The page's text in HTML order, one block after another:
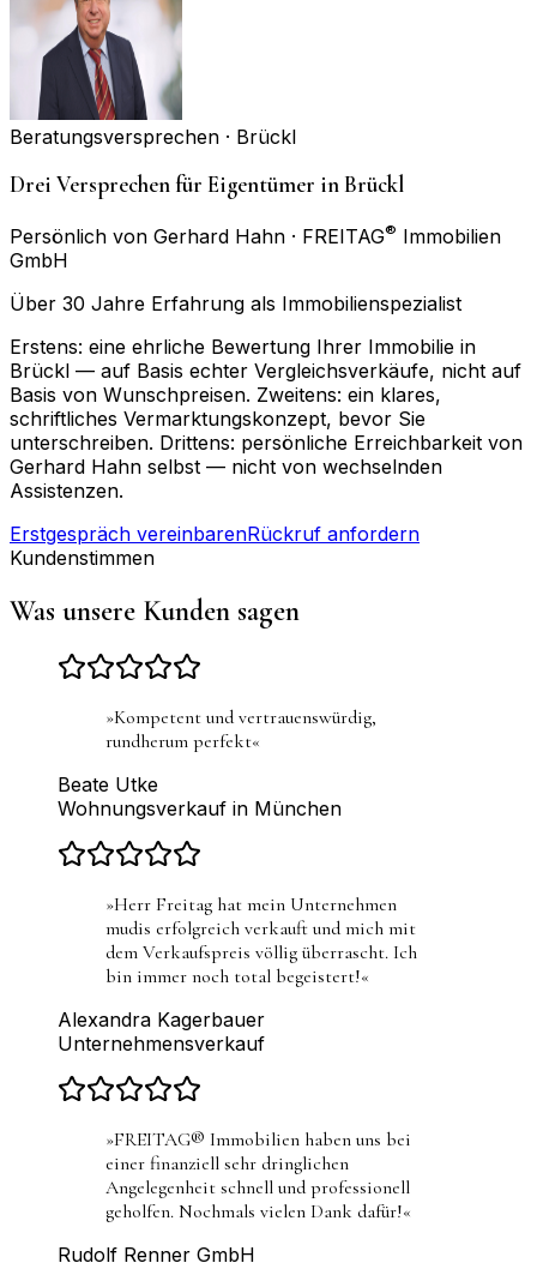
Beratungsversprechen · Brückl
Drei Versprechen für Eigentümer in Brückl
Persönlich von Gerhard Hahn · FREITAG® Immobilien
GmbH
Über 30 Jahre Erfahrung als Immobilienspezialist
Erstens: eine ehrliche Bewertung Ihrer Immobilie in
Brückl — auf Basis echter Vergleichsverkäufe, nicht auf
Basis von Wunschpreisen. Zweitens: ein klares,
schriftliches Vermarktungskonzept, bevor Sie
unterschreiben. Drittens: persönliche Erreichbarkeit von
Gerhard Hahn selbst — nicht von wechselnden
Assistenzen.
Erstgespräch vereinbarenRückruf anfordern
Kundenstimmen
Was unsere Kunden sagen
»Kompetent und vertrauenswürdig,
rundherum perfekt«
Beate Utke
Wohnungsverkauf in München
»Herr Freitag hat mein Unternehmen
mudis erfolgreich verkauft und mich mit
dem Verkaufspreis völlig überrascht. Ich
bin immer noch total begeistert!«
Alexandra Kagerbauer
Unternehmensverkauf
»FREITAG® Immobilien haben uns bei
einer finanziell sehr dringlichen
Angelegenheit schnell und professionell
geholfen. Nochmals vielen Dank dafür!«
Rudolf Renner GmbH